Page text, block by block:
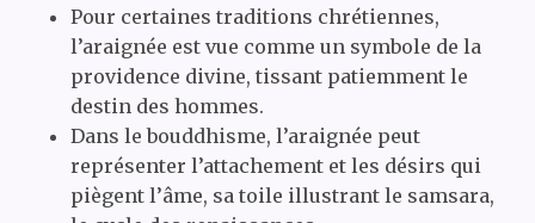
Pour certaines traditions chrétiennes,
l’araignée est vue comme un symbole de la
providence divine, tissant patiemment le
destin des hommes.
Dans le bouddhisme, l’araignée peut
représenter l’attachement et les désirs qui
piègent l’âme, sa toile illustrant le samsara,